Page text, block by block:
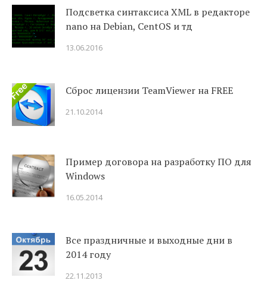
Подсветка синтаксиса XML в редакторе
nano на Debian, CentOS и тд
13.06.2016
Сброс лицензии TeamViewer на FREE
21.10.2014
Пример договора на разработку ПО для
Windows
16.05.2014
Все праздничные и выходные дни в
2014 году
22.11.2013